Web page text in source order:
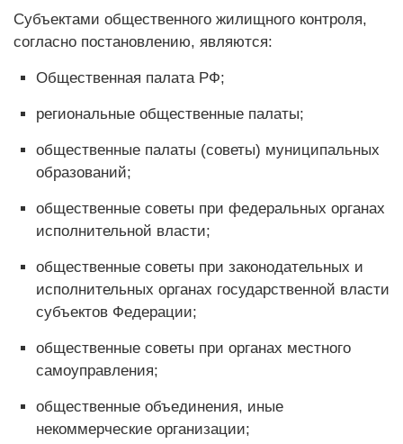
Субъектами общественного жилищного контроля,
согласно постановлению, являются:
Общественная палата РФ;
региональные общественные палаты;
общественные палаты (советы) муниципальных
образований;
общественные советы при федеральных органах
исполнительной власти;
общественные советы при законодательных и
исполнительных органах государственной власти
субъектов Федерации;
общественные советы при органах местного
самоуправления;
общественные объединения, иные
некоммерческие организации;